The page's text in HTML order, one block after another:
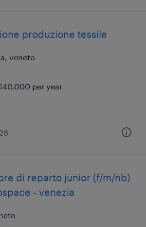
produzione tessile
veneto
per year
di reparto junior (f/m/nb)
- venezia